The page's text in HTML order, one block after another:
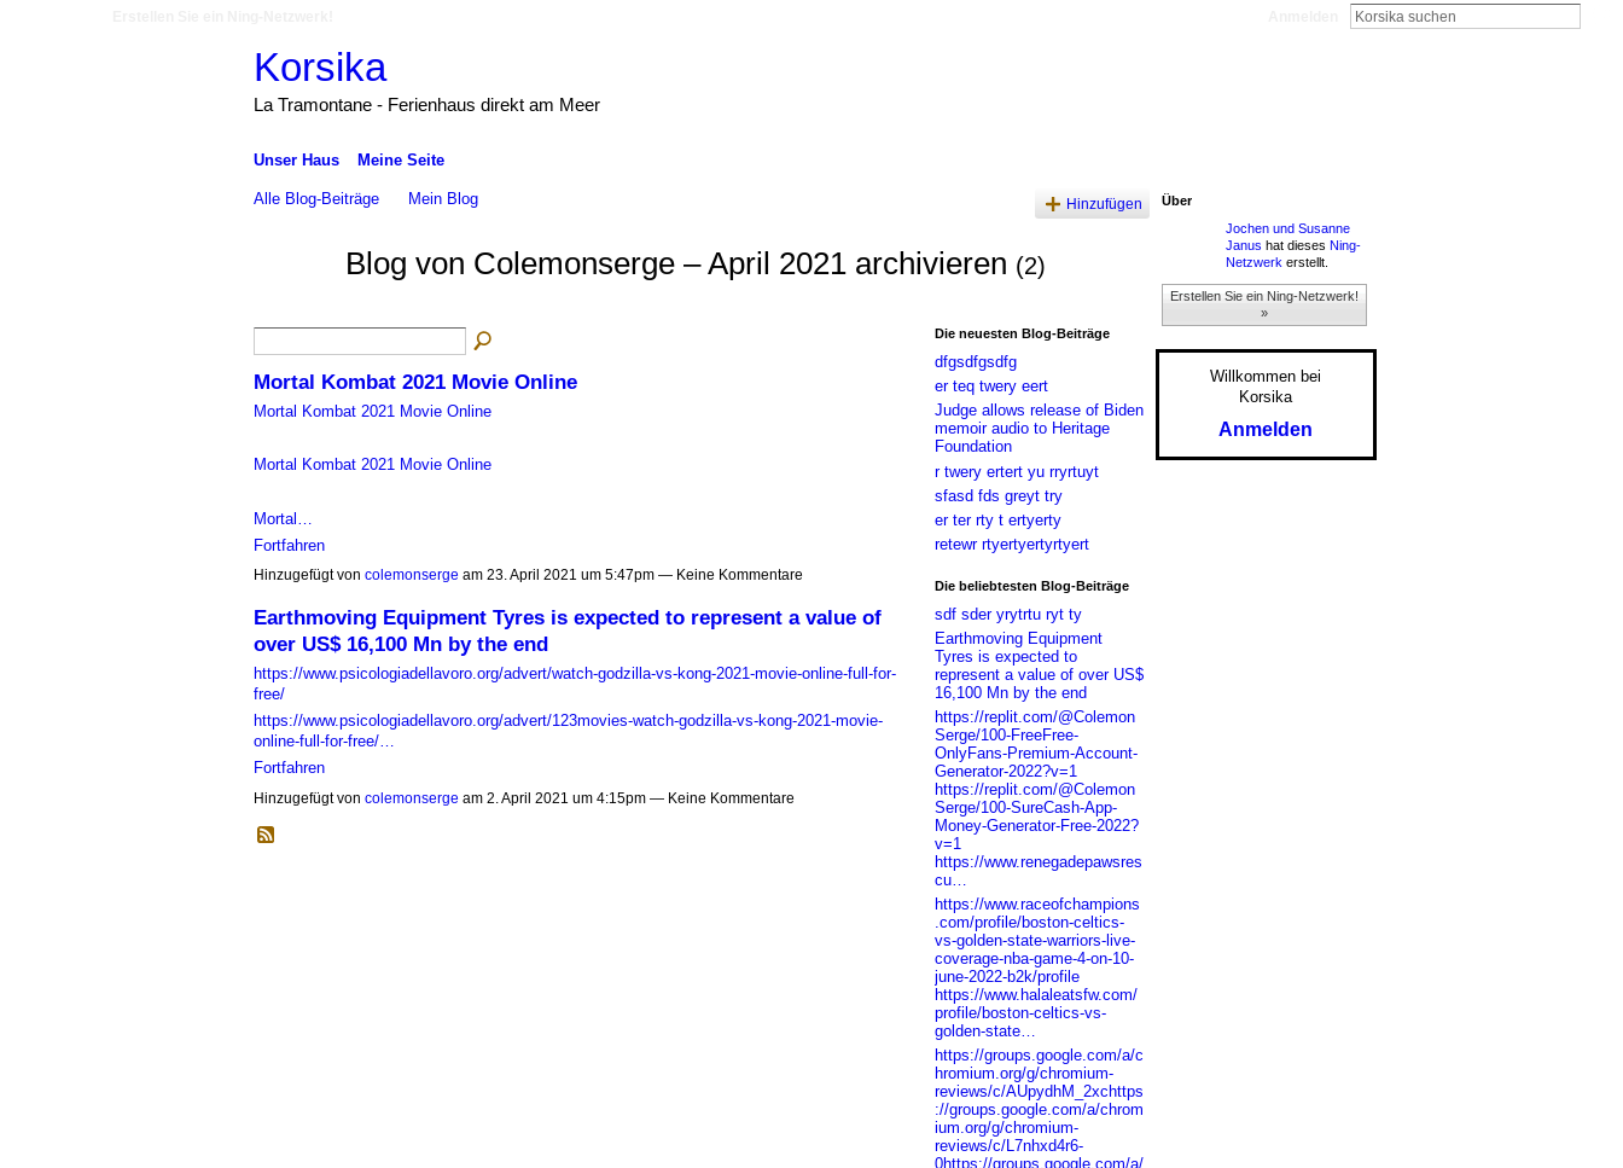
Korsika
La Tramontane - Ferienhaus direkt am Meer
Unser Haus Meine Seite
Alle Blog-Beiträge Mein Blog Hinzufügen
Blog von Colemonserge – April 2021 archivieren (2)
Mortal Kombat 2021 Movie Online
Mortal Kombat 2021 Movie Online
Mortal Kombat 2021 Movie Online
Mortal…
Fortfahren
Hinzugefügt von colemonserge am 23. April 2021 um 5:47pm — Keine Kommentare
Earthmoving Equipment Tyres is expected to represent a value of
over US$ 16,100 Mn by the end
https://www.psicologiadellavoro.org/advert/watch-godzilla-vs-kong-2021-movie-online-full-for-
free/
https://www.psicologiadellavoro.org/advert/123movies-watch-godzilla-vs-kong-2021-movie-
online-full-for-free/…
Fortfahren
Hinzugefügt von colemonserge am 2. April 2021 um 4:15pm — Keine Kommentare
Die neuesten Blog-Beiträge
dfgsdfgsdfg
er teq twery eert
Judge allows release of Biden
memoir audio to Heritage
Foundation
r twery ertert yu rryrtuyt
sfasd fds greyt try
er ter rty t ertyerty
retewr rtyertyertyrtyert
Die beliebtesten Blog-Beiträge
sdf sder yrytrtu ryt ty
Earthmoving Equipment
Tyres is expected to
represent a value of over US$
16,100 Mn by the end
https://replit.com/@Colemon
Serge/100-FreeFree-
OnlyFans-Premium-Account-
Generator-2022?v=1
https://replit.com/@Colemon
Serge/100-SureCash-App-
Money-Generator-Free-2022?
v=1
https://www.renegadepawsres
cu…
https://www.raceofchampions
.com/profile/boston-celtics-
vs-golden-state-warriors-live-
coverage-nba-game-4-on-10-
june-2022-b2k/profile
https://www.halaleatsfw.com/
profile/boston-celtics-vs-
golden-state…
https://groups.google.com/a/c
hromium.org/g/chromium-
reviews/c/AUpydhM_2xchttps
://groups.google.com/a/chrom
ium.org/g/chromium-
reviews/c/L7nhxd4r6-
0https://groups.google.com/a/
Über
Jochen und Susanne
Janus hat dieses Ning-
Netzwerk erstellt.
Erstellen Sie ein Ning-Netzwerk!
»
Willkommen bei
Korsika
Anmelden